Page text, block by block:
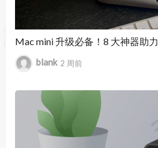
Mac mini 升级必备！8 大神器助
blank 2 周前